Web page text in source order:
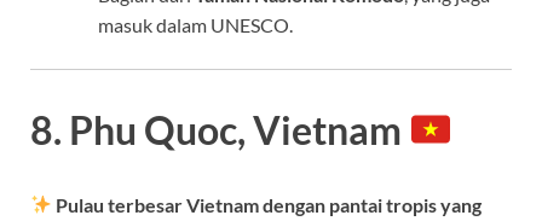
masuk dalam UNESCO.
8. Phu Quoc, Vietnam
Pulau terbesar Vietnam dengan pantai tropis yang